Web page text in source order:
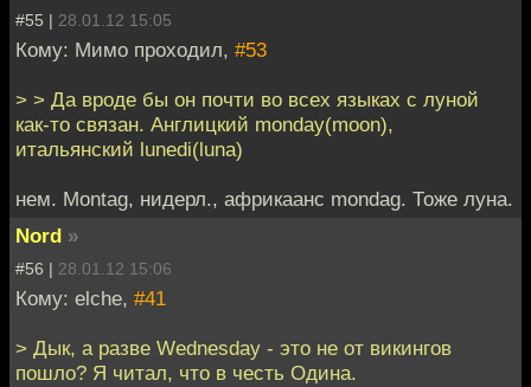
#55 | 28.01.12 15:05
Кому: Мимо проходил, #53
> > Да вроде бы он почти во всех языках с луной
как-то связан. Англицкий monday(moon),
итальянский lunedi(luna)
нем. Montag, нидерл., африкаанс mondag. Тоже луна.
Nord »
#56 | 28.01.12 15:06
Кому: elche, #41
> Дык, а разве Wednesday - это не от викингов
пошло? Я читал, что в честь Одина.